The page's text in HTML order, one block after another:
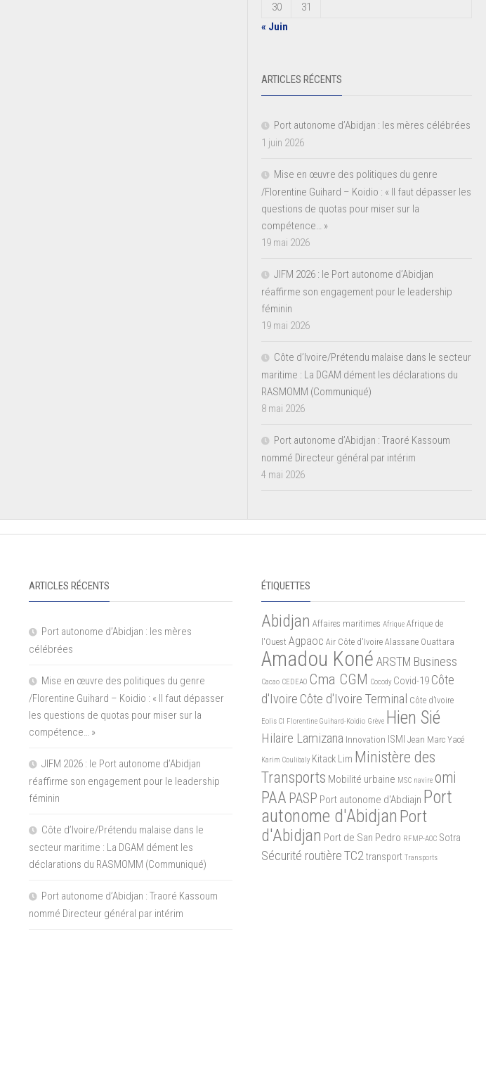
30
31
« Juin
ARTICLES RÉCENTS
Port autonome d’Abidjan : les mères célébrées
1 juin 2026
Mise en œuvre des politiques du genre
/Florentine Guihard – Koidio : « Il faut dépasser les
questions de quotas pour miser sur la
compétence… »
19 mai 2026
JIFM 2026 : le Port autonome d’Abidjan
réaffirme son engagement pour le leadership
féminin
19 mai 2026
Côte d’Ivoire/Prétendu malaise dans le secteur
maritime : La DGAM dément les déclarations du
RASMOMM (Communiqué)
8 mai 2026
Port autonome d’Abidjan : Traoré Kassoum
nommé Directeur général par intérim
4 mai 2026
ARTICLES RÉCENTS
Port autonome d’Abidjan : les mères
célébrées
Mise en œuvre des politiques du genre
/Florentine Guihard – Koidio : « Il faut dépasser
les questions de quotas pour miser sur la
compétence… »
JIFM 2026 : le Port autonome d’Abidjan
réaffirme son engagement pour le leadership
féminin
Côte d’Ivoire/Prétendu malaise dans le
secteur maritime : La DGAM dément les
déclarations du RASMOMM (Communiqué)
Port autonome d’Abidjan : Traoré Kassoum
nommé Directeur général par intérim
ÉTIQUETTES
Abidjan Affaires maritimes Afrique Afrique de
l'Ouest Agpaoc Air Côte d'Ivoire Alassane Ouattara
Amadou Koné ARSTM Business
Cacao CEDEAO Cma CGM Cocody Covid-19 Côte
d'Ivoire Côte d'Ivoire Terminal Côte d’Ivoire
Eolis CI Florentine Guihard-Koidio Grève Hien Sié
Hilaire Lamizana Innovation ISMI Jean Marc Yacé
Karim Coulibaly Kitack Lim Ministère des
Transports Mobilité urbaine MSC navire omi
PAA PASP Port autonome d'Abdiajn Port
autonome d'Abidjan Port
d'Abidjan Port de San Pedro RFMP-AOC Sotra
Sécurité routièreTC2 transport Transports